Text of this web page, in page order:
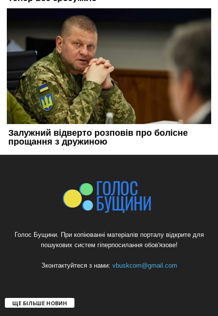
Голос Бущини. При копіюванні матеріалів порталу відкрите для
пошукових систем гіперпосилання обов'язове!
Зконтактуйтеся з нами: vbuskcom@gmail.com
ЩЕ БІЛЬШЕ НОВИН